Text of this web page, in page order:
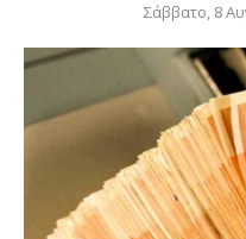
Σάββατο, 8